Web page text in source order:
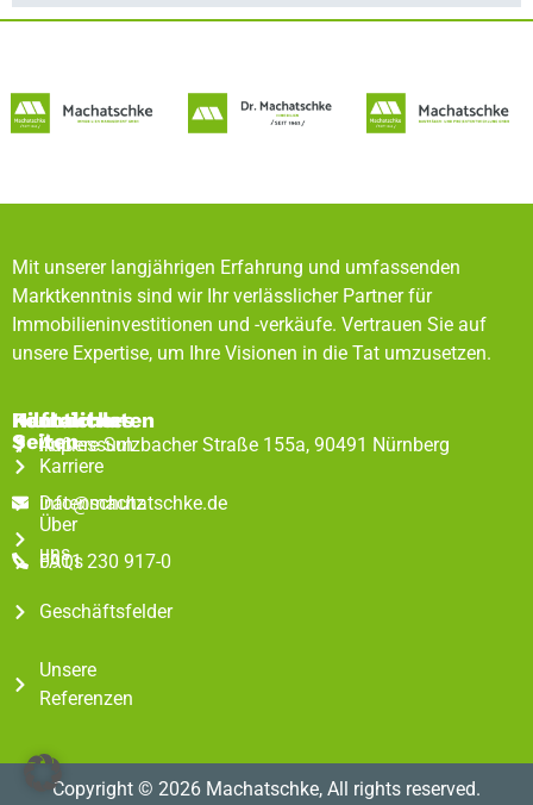
Mit unserer langjährigen Erfahrung und umfassenden
Marktkenntnis sind wir Ihr verlässlicher Partner für
Immobilieninvestitionen und -verkäufe. Vertrauen Sie auf
unsere Expertise, um Ihre Visionen in die Tat umzusetzen.
Rechtliches
Impressum
Datenschutz
FAQs
Hilfreiche
Seiten
Karriere
Über
uns
Geschäftsfelder
Unsere
Referenzen
Kontaktdaten
Äußere Sulzbacher Straße 155a, 90491 Nürnberg
info@machatschke.de
0911 230 917-0
Copyright © 2026 Machatschke, All rights reserved.